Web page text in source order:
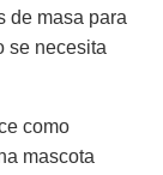
de masa para
se necesita
como
mascota